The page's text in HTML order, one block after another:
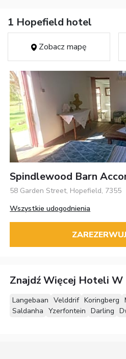
1 Hopefield hotel
Zobacz mapę
Spindlewood Barn
58 Garden Street, Hopefield, 7355
Wszystkie udogodnienia
Znajdź Więcej Hoteli
Langebaan Velddrif Koringberg
Saldanha Yzerfontein Darling